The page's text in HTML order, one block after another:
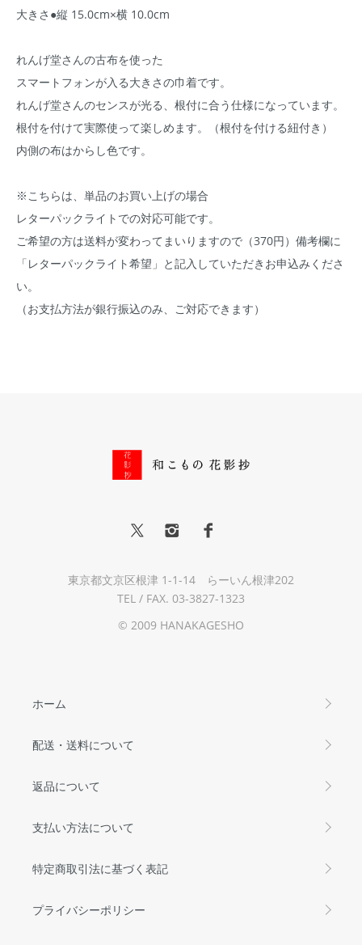
大きさ●縦 15.0cm×横 10.0cm
れんげ堂さんの古布を使った
スマートフォンが入る大きさの巾着です。
れんげ堂さんのセンスが光る、根付に合う仕様になっています。
根付を付けて実際使って楽しめます。（根付を付ける紐付き）
内側の布はからし色です。
※こちらは、単品のお買い上げの場合
レターパックライトでの対応可能です。
ご希望の方は送料が変わってまいりますので（370円）備考欄に
「レターパックライト希望」と記入していただきお申込みくださ
い。
（お支払方法が銀行振込のみ、ご対応できます）
東京都文京区根津 1-1-14 らーいん根津202
TEL / FAX. 03-3827-1323
© 2009 HANAKAGESHO
ホーム
配送・送料について
返品について
支払い方法について
特定商取引法に基づく表記
プライバシーポリシー